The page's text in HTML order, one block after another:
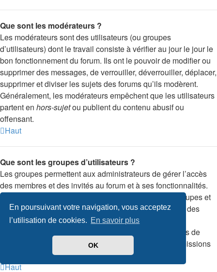
En poursuivant votre navigation, vous acceptez
l’utilisation de cookies. En savoir plus
OK
Que sont les modérateurs ?
Les modérateurs sont des utilisateurs (ou groupes
d’utilisateurs) dont le travail consiste à vérifier au jour le jour le
bon fonctionnement du forum. Ils ont le pouvoir de modifier ou
supprimer des messages, de verrouiller, déverrouiller, déplacer,
supprimer et diviser les sujets des forums qu’ils modèrent.
Généralement, les modérateurs empêchent que les utilisateurs
partent en hors-sujetou publient du contenu abusif ou
offensant.
Haut
Que sont les groupes d’utilisateurs ?
Les groupes permettent aux administrateurs de gérer l’accès
des membres et des invités au forum et à ses fonctionnalités.
Chaque membre peut appartenir à un ou plusieurs groupes et
chaque groupe peut avoir ses permissions. La gestion des
membres par l’intermédiaire des groupes permet aux
administrateurs de modifier rapidement les permissions de
plusieurs membres à la fois, telles qu’ajouter des permissions
de modération ou rendre accessible un forum privé.
Haut